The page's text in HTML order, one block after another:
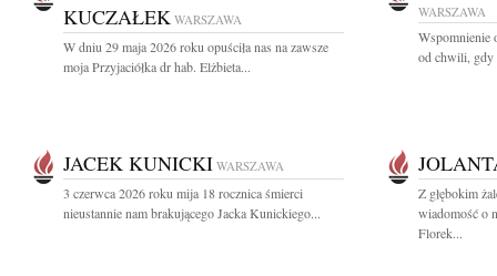
KUCZAŁEK WARSZAWA
W dniu 29 maja 2026 roku opuściła nas na zawsze
moja Przyjaciółka dr hab. Elżbieta...
WARSZAWA
Wspomnienie
od chwili, gdy
JACEK KUNICKI WARSZAWA
3 czerwca 2026 roku mija 18 rocznica śmierci
nieustannie nam brakującego Jacka Kunickiego...
Z głębokim
wiadomość o
Florek...